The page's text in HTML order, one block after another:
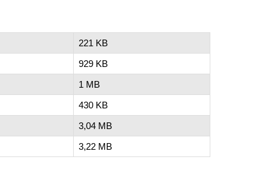
221 KB
929 KB
1 MB
430 KB
3,04 MB
3,22 MB